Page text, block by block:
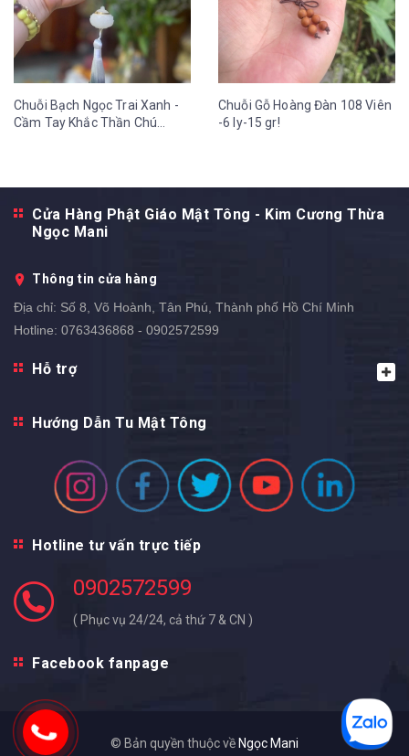
Chuỗi Bạch Ngọc Trai Xanh -
Cầm Tay Khắc Thần Chú
Chuỗi Gỗ Hoàng Đàn 108 Viên
-6 ly-15 gr!
Cửa Hàng Phật Giáo Mật Tông - Kim Cương Thừa
Ngọc Mani
Thông tin cửa hàng
Địa chỉ: Số 8, Võ Hoành, Tân Phú, Thành phố Hồ Chí Minh
Hotline: 0763436868 - 0902572599
Hỗ trợ
Hướng Dẫn Tu Mật Tông
Hotline tư vấn trực tiếp
0902572599
( Phục vụ 24/24, cả thứ 7 & CN )
Facebook fanpage
© Bản quyền thuộc về Ngọc Mani